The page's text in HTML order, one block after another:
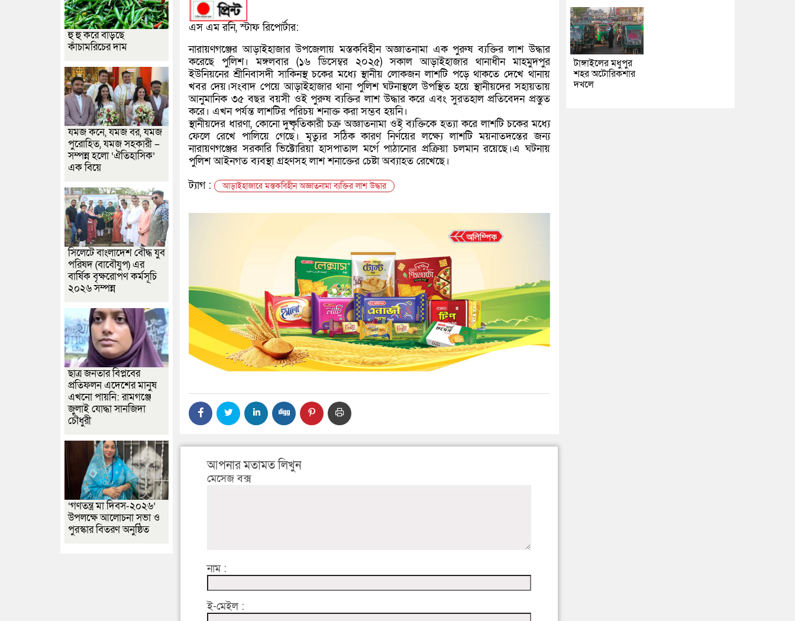
এস এম রনি, স্টাফ রিপোর্টার:
নারায়ণগঞ্জের আড়াইহাজার উপজেলায় মস্তকবিহীন অজ্ঞাতনামা এক পুরুষ ব্যক্তির লাশ উদ্ধার
করেছে পুলিশ। মঙ্গলবার (১৬ ডিসেম্বর ২০২৫) সকাল আড়াইহাজার থানাধীন মাহমুদপুর
ইউনিয়নের শ্রীনিবাসদী সাকিনস্থ চকের মধ্যে স্থানীয় লোকজন লাশটি পড়ে থাকতে দেখে থানায়
খবর দেয়।সংবাদ পেয়ে আড়াইহাজার থানা পুলিশ ঘটনাস্থলে উপস্থিত হয়ে স্থানীয়দের সহায়তায়
আনুমানিক ৩৫ বছর বয়সী ওই পুরুষ ব্যক্তির লাশ উদ্ধার করে এবং সুরতহাল প্রতিবেদন প্রস্তুত
করে। এখন পর্যন্ত লাশটির পরিচয় শনাক্ত করা সম্ভব হয়নি।
স্থানীয়দের ধারণা, কোনো দুষ্কৃতিকারী চক্র অজ্ঞাতনামা ওই ব্যক্তিকে হত্যা করে লাশটি চকের মধ্যে
ফেলে রেখে পালিয়ে গেছে। মৃত্যুর সঠিক কারণ নির্ণয়ের লক্ষ্যে লাশটি ময়নাতদন্তের জন্য
নারায়ণগঞ্জের সরকারি ভিক্টোরিয়া হাসপাতাল মর্গে পাঠানোর প্রক্রিয়া চলমান রয়েছে।এ ঘটনায়
পুলিশ আইনগত ব্যবস্থা গ্রহণসহ লাশ শনাক্তের চেষ্টা অব্যাহত রেখেছে।
ট্যাগ :
আড়াইহাজারে মস্তকবিহীন অজ্ঞাতনামা ব্যক্তির লাশ উদ্ধার
আপনার মতামত লিখুন
মেসেজ বক্স
নাম :
ই-মেইল :
হু হু করে বাড়ছে
কাঁচামরিচের দাম
যমজ কনে, যমজ বর, যমজ
পুরোহিত, যমজ সহকারী –
সম্পন্ন হলো ‘ঐতিহাসিক’
এক বিয়ে
সিলেটে বাংলাদেশ বৌদ্ধ যুব
পরিষদ (বাবৌযুপ) এর
বার্ষিক বৃক্ষরোপণ কর্মসূচি
২০২৬ সম্পন্ন
ছাত্র জনতার বিপ্লবের
প্রতিফলন এদেশের মানুষ
এখনো পায়নি: রামগঞ্জে
জুলাই যোদ্ধা সানজিদা
চৌধুরী
‘গণতন্ত্র মা দিবস-২০২৬’
উপলক্ষে আলোচনা সভা ও
পুরস্কার বিতরণ অনুষ্ঠিত
টাঙ্গাইলের মধুপুর
শহর অটোরিকশার
দখলে